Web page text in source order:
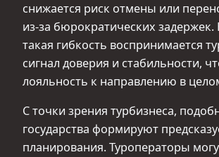
снижается риск отмены или
из‑за бюрократических задержек.
такая гибкость воспринимается
сигнал доверия и стабильности,
лояльность к направлению в
С точки зрения турбизнеса,
государства формируют
планирования. Туроператоры